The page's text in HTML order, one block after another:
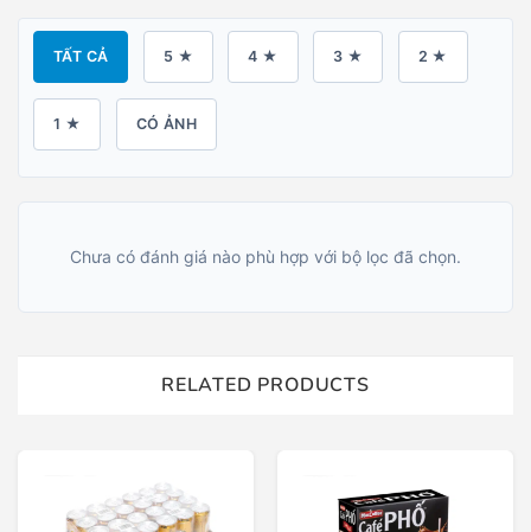
TẤT CẢ 5 ★ 4 ★ 3 ★ 2 ★
1 ★ CÓ ẢNH
Chưa có đánh giá nào phù hợp với bộ lọc đã chọn.
RELATED PRODUCTS